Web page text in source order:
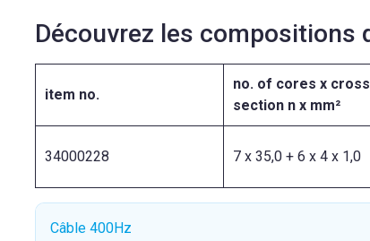
Découvrez les compositions
item no.
no. of cores x cross
section n x mm²
34000228 7 x 35,0 + 6 x 4 x 1,0
Câble 400Hz